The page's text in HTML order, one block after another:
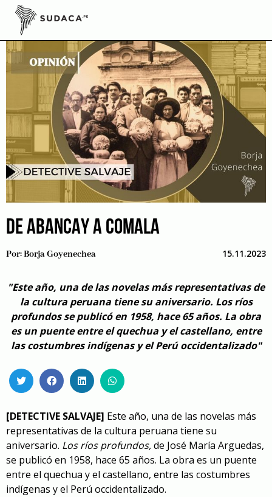
Skip
content
DE ABANCAY A COMALA
Por:Borja Goyenechea 15.11.2023
"Este año, una de las novelas más representativas de
la cultura peruana tiene su aniversario. Los ríos
profundos se publicó en 1958, hace 65 años. La obra
es un puente entre el quechua y el castellano, entre
las costumbres indígenas y el Perú occidentalizado"
[DETECTIVE SALVAJE] Este año, una de las novelas más
representativas de la cultura peruana tiene su
aniversario. Los ríos profundos,de José María Arguedas,
se publicó en 1958, hace 65 años. La obra es un puente
entre el quechua y el castellano, entre las costumbres
indígenas y el Perú occidentalizado.